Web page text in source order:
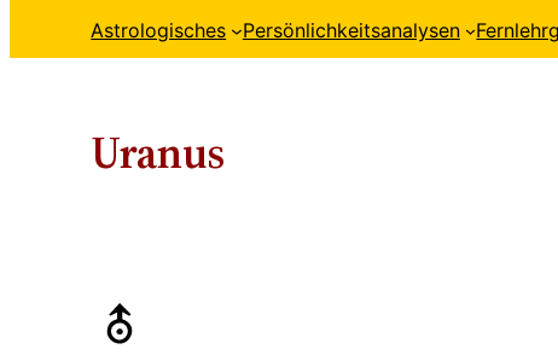
Astrologisches Persönlichkeitsanalysen
Uranus